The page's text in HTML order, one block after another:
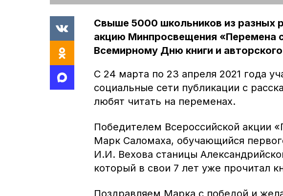
Свыше 5000 школьников из разных
акцию Минпросвещения «Перемена
Всемирному Дню книги и
С 24 марта по 23 апреля 2021 года
социальные сети публикации с
любят читать на переменах.
Победителем Всероссийской акции
Марк Саломаха, обучающийся
И.И. Вехова станицы
который в свои 7 лет уже прочитал
Поздравляем Марка с победой и